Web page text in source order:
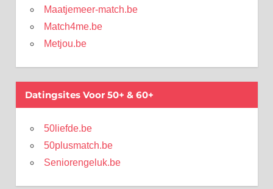
Maatjemeer-match.be
Match4me.be
Metjou.be
Datingsites Voor 50+ & 60+
50liefde.be
50plusmatch.be
Seniorengeluk.be